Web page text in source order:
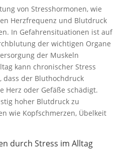
von Stresshormonen, wie
Herzfrequenz und Blutdruck
In Gefahrensituationen ist auf
der wichtigen Organe
der Muskeln
kann chronischer Stress
dass der Bluthochdruck
Herz oder Gefäße schädigt.
hoher Blutdruck zu
wie Kopfschmerzen, Übelkeit
durch Stress im Alltag